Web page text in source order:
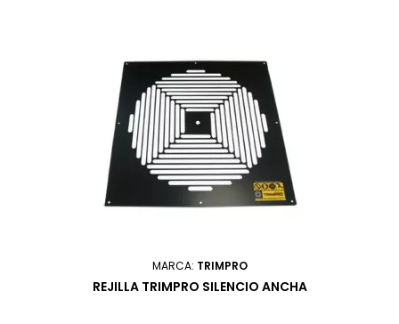
MARCA: TRIMPRO
REJILLA TRIMPRO SILENCIO ANCHA